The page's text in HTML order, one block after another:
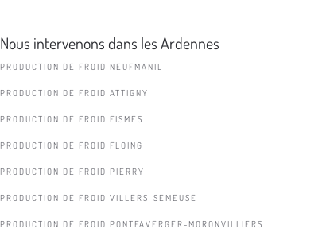
Nous intervenons dans les Ardennes
PRODUCTION DE FROID NEUFMANIL
PRODUCTION DE FROID ATTIGNY
PRODUCTION DE FROID FISMES
PRODUCTION DE FROID FLOING
PRODUCTION DE FROID PIERRY
PRODUCTION DE FROID VILLERS-SEMEUSE
PRODUCTION DE FROID PONTFAVERGER-MORONVILLIERS